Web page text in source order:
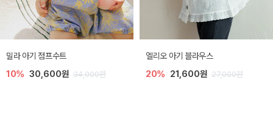
밀라 아기 점프수트
10% 30,600원 34,000원
엘리오 아기 블라우스
20% 21,600원 27,000원